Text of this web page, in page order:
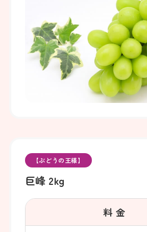
【ぶどうの王様】
巨峰 2kg
料 金